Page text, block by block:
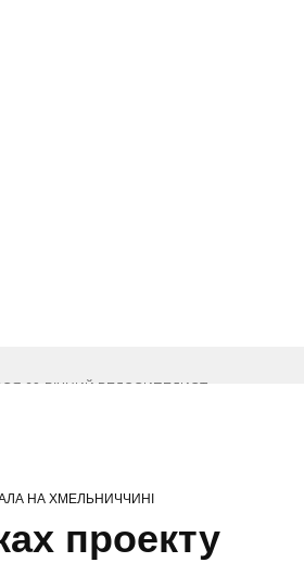
60-РІЧНИЙ ВЕЛОСИПЕДИСТ
НА ХМЕЛЬНИЧЧИНІ
проекту